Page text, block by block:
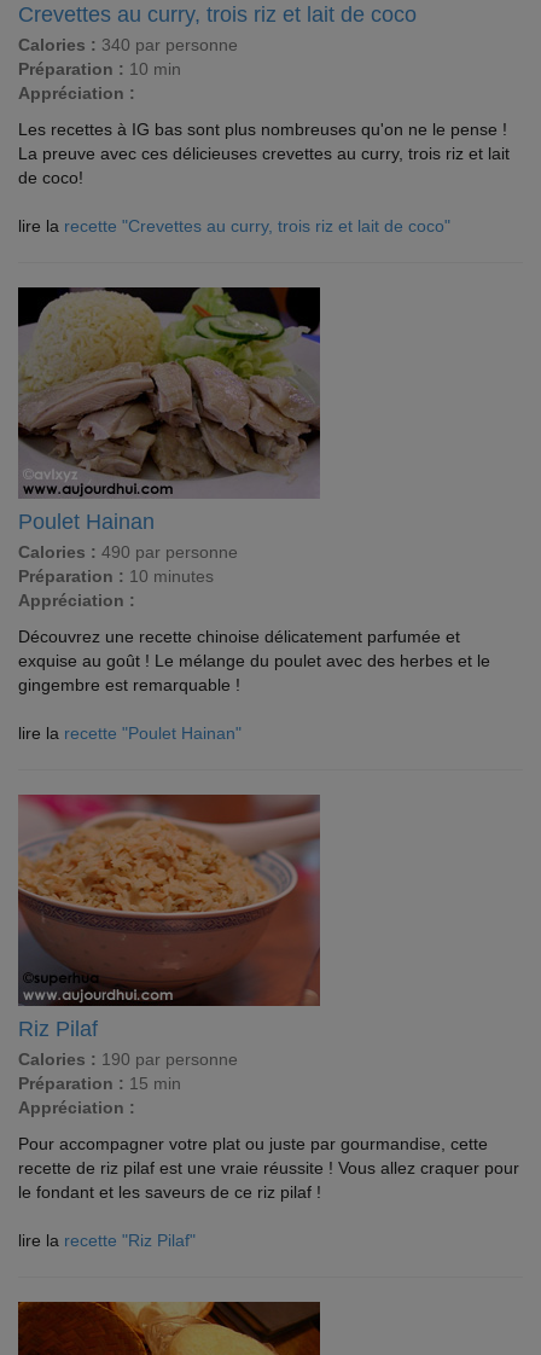
Crevettes au curry, trois riz et lait de coco
Calories : 340 par personne
Préparation : 10 min
Appréciation :
Les recettes à IG bas sont plus nombreuses qu'on ne le pense !
La preuve avec ces délicieuses crevettes au curry, trois riz et lait
de coco!
lire la recette "Crevettes au curry, trois riz et lait de coco"
Poulet Hainan
Calories : 490 par personne
Préparation : 10 minutes
Appréciation :
Découvrez une recette chinoise délicatement parfumée et
exquise au goût ! Le mélange du poulet avec des herbes et le
gingembre est remarquable !
lire la recette "Poulet Hainan"
Riz Pilaf
Calories : 190 par personne
Préparation : 15 min
Appréciation :
Pour accompagner votre plat ou juste par gourmandise, cette
recette de riz pilaf est une vraie réussite ! Vous allez craquer pour
le fondant et les saveurs de ce riz pilaf !
lire la recette "Riz Pilaf"